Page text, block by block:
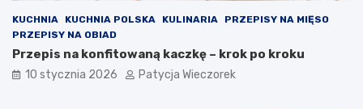
KUCHNIA KUCHNIA POLSKA KULINARIA
PRZEPISY NA MIĘSO
PRZEPISY NA OBIAD
Przepis na konfitowaną kaczkę – krok po kroku
10 stycznia 2026 Patycja Wieczorek